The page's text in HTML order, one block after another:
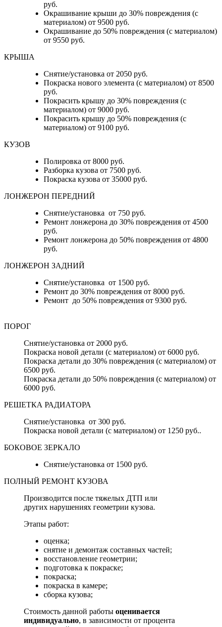
руб.
Окрашивание крыши до 30% повреждения (с
материалом) от 9500 руб.
Окрашивание до 50% повреждения (с материалом)
от 9550 руб.
КРЫША
Снятие/установка от 2050 руб.
Покраска нового элемента (с материалом) от 8500
руб.
Покрасить крышу до 30% повреждения (с
материалом) от 9000 руб.
Покрасить крышу до 50% повреждения (с
материалом) от 9100 руб.
КУЗОВ
Полировка от 8000 руб.
Разборка кузова от 7500 руб.
Покраска кузова от 35000 руб.
ЛОНЖЕРОН ПЕРЕДНИЙ
Снятие/установка от 750 руб.
Ремонт лонжерона до 30% повреждения от 4500
руб.
Ремонт лонжерона до 50% повреждения от 4800
руб.
ЛОНЖЕРОН ЗАДНИЙ
Снятие/установка от 1500 руб.
Ремонт до 30% повреждения от 8000 руб.
Ремонт до 50% повреждения от 9300 руб.
ПОРОГ
Снятие/установка от 2000 руб.
Покраска новой детали (с материалом) от 6000 руб.
Покраска детали до 30% повреждения (с материалом) от
6500 руб.
Покраска детали до 50% повреждения (с материалом) от
6000 руб.
РЕШЕТКА РАДИАТОРА
Снятие/установка от 300 руб.
Покраска новой детали (с материалом) от 1250 руб..
БОКОВОЕ ЗЕРКАЛО
Снятие/установка от 1500 руб.
ПОЛНЫЙ РЕМОНТ КУЗОВА
Производится после тяжелых ДТП или
других нарушениях геометрии кузова.
Этапы работ:
оценка;
снятие и демонтаж составных частей;
восстановление геометрии;
подготовка к покраске;
покраска;
покраска в камере;
сборка кузова;
Стоимость данной работы оценивается
индивидуально, в зависимости от процента